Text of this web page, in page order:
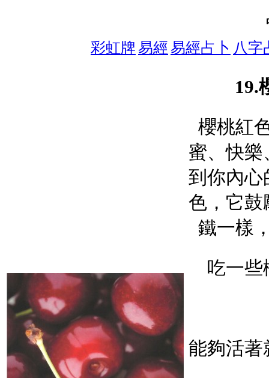
彩虹牌 易經 易經占卜 八字
19.
櫻桃紅
蜜、快樂
到你內心
色，它鼓
鐵一樣
吃一些
能夠活著